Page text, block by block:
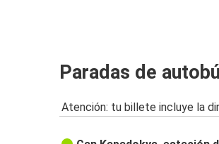
Paradas de
Atención: tu billete incluye la